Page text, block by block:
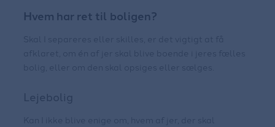
Hvem har ret til boligen?
Skal I separeres eller skilles, er det vigtigt at få
afklaret, om én af jer skal blive boende i jeres fælles
bolig, eller om den skal opsiges eller sælges.
Lejebolig
Kan I ikke blive enige om, hvem af jer, der skal